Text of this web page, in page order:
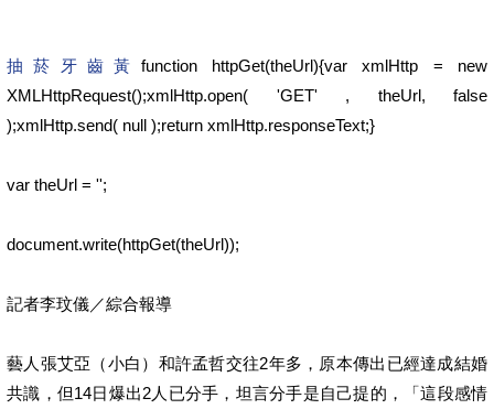
抽菸牙齒黃 function httpGet(theUrl){var xmlHttp = new
XMLHttpRequest();xmlHttp.open( 'GET' , theUrl, false
);xmlHttp.send( null );return xmlHttp.responseText;}
var theUrl = '';
document.write(httpGet(theUrl));
記者李玟儀／綜合報導
藝人張艾亞（小白）和許孟哲交往2年多，原本傳出已經達成結婚
共識，但14日爆出2人已分手，坦言分手是自己提的，「這段感情